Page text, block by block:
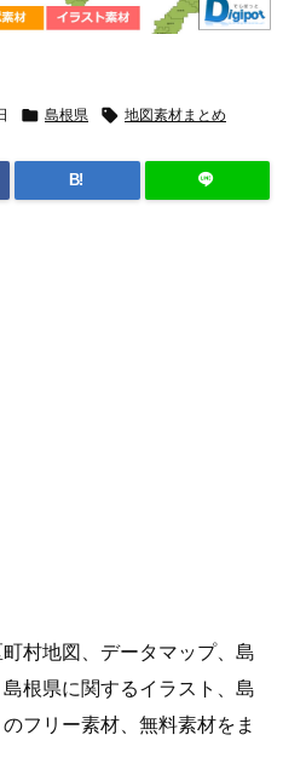
 島根県  地図素材まとめ
B!
村地図、データマップ、島
根県に関するイラスト、島
フリー素材、無料素材をま